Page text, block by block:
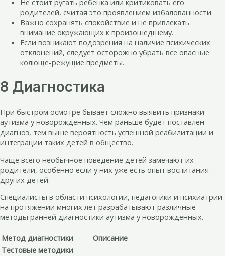
родителей, считая это проявлением избалованности.
Важно сохранять спокойствие и не привлекать
внимание окружающих к произошедшему.
Если возникают подозрения на наличие психических
отклонений, следует осторожно убрать все опасные
колюще-режущие предметы.
8 Диагностика
При быстром осмотре бывает сложно выявить признаки
аутизма у новорожденных. Чем раньше будет поставлен
диагноз, тем выше вероятность успешной реабилитации и
интеграции таких детей в общество.
Чаще всего необычное поведение детей замечают их
родители, особенно если у них уже есть опыт воспитания
других детей.
Специалисты в области психологии, педагогики и психиатрии
на протяжении многих лет разрабатывают различные
методы ранней диагностики аутизма у новорожденных.
Метод диагностики
Описание
Тестовые методики